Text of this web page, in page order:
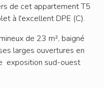
de cet appartement T5
à l'excellent DPE (C).
de 23 m², baigné
larges ouvertures en
exposition sud-ouest